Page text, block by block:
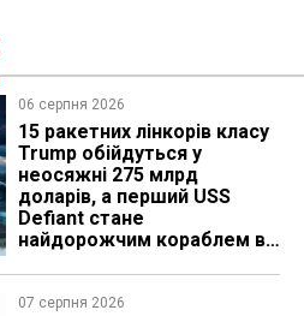
06 серпня 2026
15 ракетних лінкорів класу
Trump обійдуться у
неосяжні 275 млрд
доларів, а перший USS
Defiant стане
найдорожчим кораблем в
07 серпня 2026